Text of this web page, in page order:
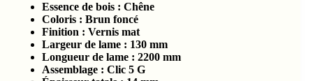
Essence de bois : Chêne
Coloris : Brun foncé
Finition : Vernis mat
Largeur de lame : 130 mm
Longueur de lame : 2200 mm
Assemblage : Clic 5 G